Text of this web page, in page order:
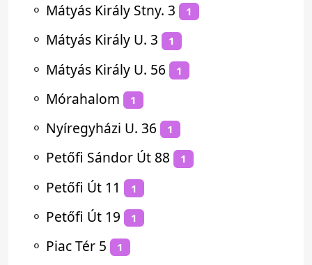
⚬ Mátyás Király Stny. 3 1
⚬ Mátyás Király U. 3 1
⚬ Mátyás Király U. 56 1
⚬ Mórahalom 1
⚬ Nyíregyházi U. 36 1
⚬ Petőfi Sándor Út 88 1
⚬ Petőfi Út 11 1
⚬ Petőfi Út 19 1
⚬ Piac Tér 5 1